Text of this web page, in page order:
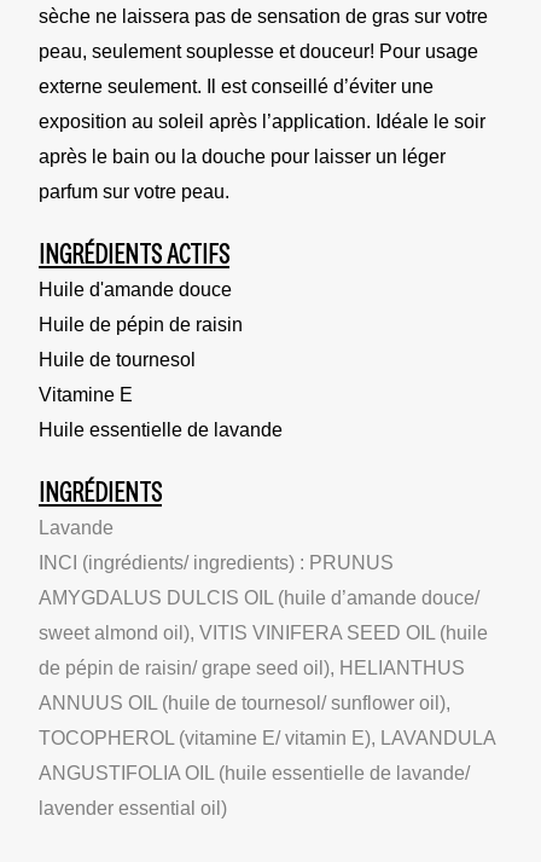
sèche ne laissera pas de sensation de gras sur votre
peau, seulement souplesse et douceur! Pour usage
externe seulement. Il est conseillé d’éviter une
exposition au soleil après l’application. Idéale le soir
après le bain ou la douche pour laisser un léger
parfum sur votre peau.
INGRÉDIENTS ACTIFS
Huile d'amande douce
Huile de pépin de raisin
Huile de tournesol
Vitamine E
Huile essentielle de lavande
INGRÉDIENTS
Lavande
INCI (ingrédients/ ingredients) : PRUNUS
AMYGDALUS DULCIS OIL (huile d’amande douce/
sweet almond oil), VITIS VINIFERA SEED OIL (huile
de pépin de raisin/ grape seed oil), HELIANTHUS
ANNUUS OIL (huile de tournesol/ sunflower oil),
TOCOPHEROL (vitamine E/ vitamin E), LAVANDULA
ANGUSTIFOLIA OIL (huile essentielle de lavande/
lavender essential oil)